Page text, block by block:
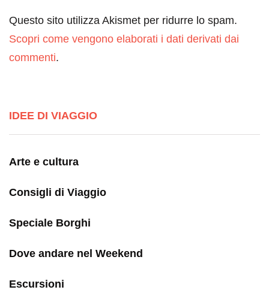
Questo sito utilizza Akismet per ridurre lo spam.
Scopri come vengono elaborati i dati derivati dai
commenti.
IDEE DI VIAGGIO
Arte e cultura
Consigli di Viaggio
Speciale Borghi
Dove andare nel Weekend
Escursioni